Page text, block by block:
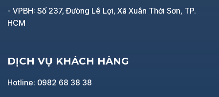
- VPBH: Số 237, Đường Lê Lợi, Xã Xuân Thới Sơn, TP.
HCM
DỊCH VỤ KHÁCH HÀNG
Hotline: 0982 68 38 38